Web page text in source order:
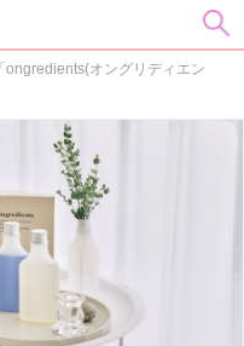
オングリディエン